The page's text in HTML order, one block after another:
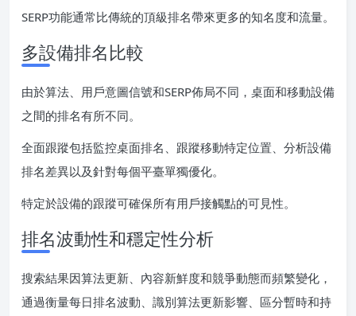
SERP功能通常比傳統的頂級排名帶來更多的知名度和流量。
多設備排名比較
由於算法、用戶意圖信號和SERP佈局不同，桌面和移動設備
之間的排名有所不同。
全面跟蹤包括監控桌面排名、跟蹤移動特定位置、分析設備
排名差異以及針對每個平臺單獨優化。
特定於設備的跟蹤可確保所有用戶接觸點的可見性。
排名波動性和穩定性分析
搜索結果因算法更新、內容新鮮度和競爭動態而頻繁變化，
通過衡量每日排名波動、識別算法更新影響、區分暫時和持